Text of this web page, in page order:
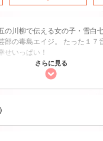
の川柳で伝える女の子・雪白
部の毒島エイジ。 たった１７
せいっぱい！
さらに見る